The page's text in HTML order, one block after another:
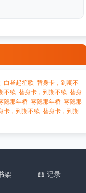
白昼起笙歌 替身卡，到期不
不续 替身卡，到期不续 替身
隐那年桥 雾隐那年桥 雾隐那
卡，到期不续 替身卡，到期
架 📖 记录